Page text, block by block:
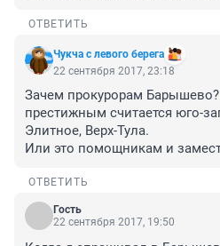
ОТВЕТИТЬ
Чукча с левого берега
22 сентября 2017, 23:18
Зачем прокурорам
престижным считается юго-
Элитное, Верх-Тула.
Или это помощникам и
ОТВЕТИТЬ
Гость
22 сентября 2017, 19:50